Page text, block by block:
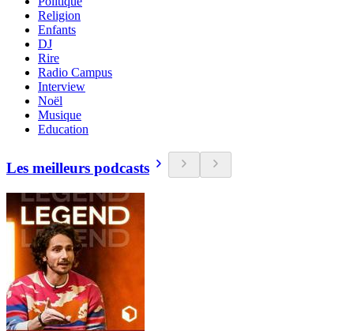
Religion
Enfants
DJ
Rire
Radio Campus
Interview
Noël
Musique
Education
Les meilleurs podcasts